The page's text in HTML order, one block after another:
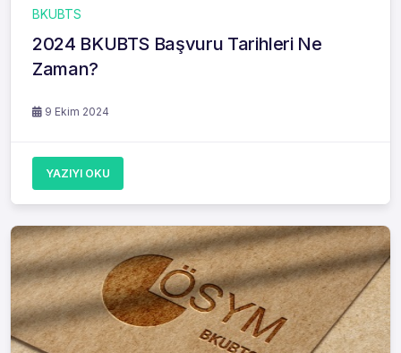
BKUBTS
2024 BKUBTS Başvuru Tarihleri Ne
Zaman?
9 Ekim 2024
YAZIYI OKU